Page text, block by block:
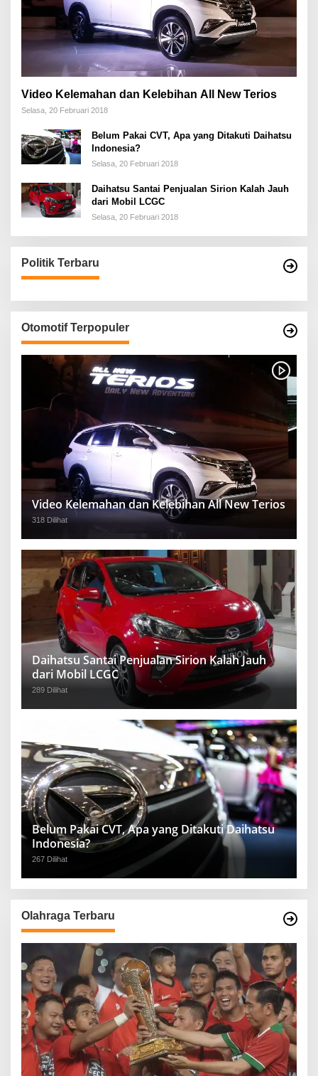
Video Kelemahan dan Kelebihan All New Terios
Selasa, 20 Februari 2018
Belum Pakai CVT, Apa yang Ditakuti Daihatsu
Indonesia?
Selasa, 20 Februari 2018
Daihatsu Santai Penjualan Sirion Kalah Jauh
dari Mobil LCGC
Selasa, 20 Februari 2018
Politik Terbaru
Otomotif Terpopuler
Video Kelemahan dan Kelebihan All New Terios
318 Dilihat
Daihatsu Santai Penjualan Sirion Kalah Jauh
dari Mobil LCGC
289 Dilihat
Belum Pakai CVT, Apa yang Ditakuti Daihatsu
Indonesia?
267 Dilihat
Olahraga Terbaru